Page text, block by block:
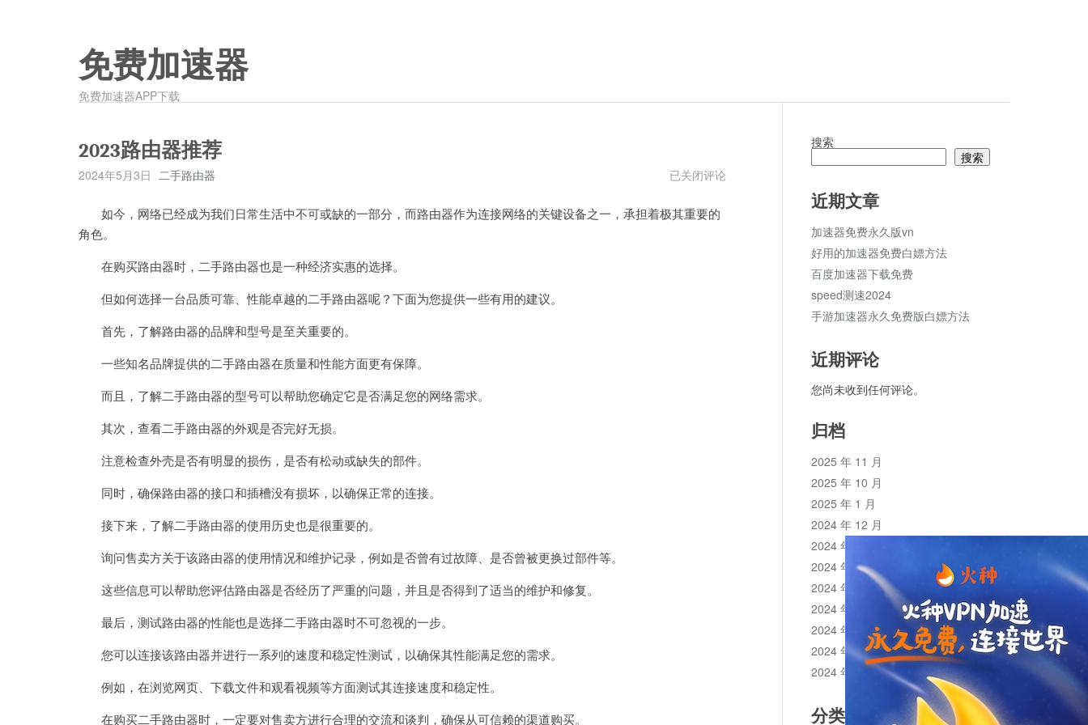
免费加速器
免费加速器APP下载
2023路由器推荐
2024年5月3日 二手路由器
2023
器
已关闭评论
如今，网络已经成为我们日常生活中不可或缺的一部分，而路由器作为连接网络的关键设备之一，承担着极其重要的
角色。
在购买路由器时，二手路由器也是一种经济实惠的选择。
但如何选择一台品质可靠、性能卓越的二手路由器呢？下面为您提供一些有用的建议。
首先，了解路由器的品牌和型号是至关重要的。
一些知名品牌提供的二手路由器在质量和性能方面更有保障。
而且，了解二手路由器的型号可以帮助您确定它是否满足您的网络需求。
其次，查看二手路由器的外观是否完好无损。
注意检查外壳是否有明显的损伤，是否有松动或缺失的部件。
同时，确保路由器的接口和插槽没有损坏，以确保正常的连接。
接下来，了解二手路由器的使用历史也是很重要的。
询问售卖方关于该路由器的使用情况和维护记录，例如是否曾有过故障、是否曾被更换过部件等。
这些信息可以帮助您评估路由器是否经历了严重的问题，并且是否得到了适当的维护和修复。
最后，测试路由器的性能也是选择二手路由器时不可忽视的一步。
您可以连接该路由器并进行一系列的速度和稳定性测试，以确保其性能满足您的需求。
例如，在浏览网页、下载文件和观看视频等方面测试其连接速度和稳定性。
在购买二手路由器时，一定要对售卖方进行合理的交流和谈判，确保从可信赖的渠道购买。
搜索
搜索
近期文章
加速器免费永久版vn
好用的加速器免费白嫖方法
百度加速器下载免费
speed测速2024
手游加速器永久免费版白嫖方法
近期评论
您尚未收到任何评论。
归档
2025 年 11 月
2025 年 10 月
2025 年 1 月
2024 年 12 月
2024 年 11 月
2024 年 10 月
2024 年 9 月
2024 年 8 月
2024 年 7 月
2024 年 6 月
2024 年 5 月
分类目录